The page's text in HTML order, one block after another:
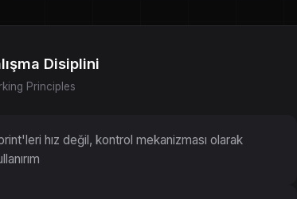
Disiplini
Principles
hız değil, kontrol mekanizması olarak